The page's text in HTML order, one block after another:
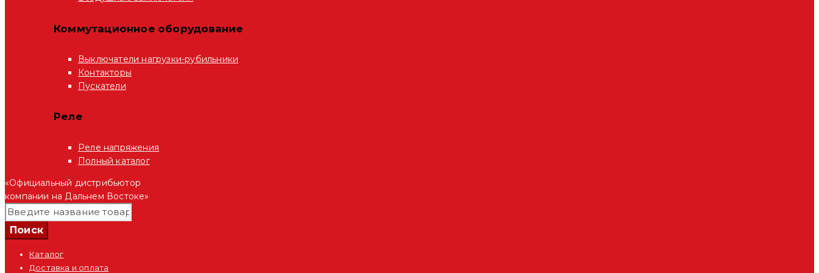
Коммутационное оборудование
Выключатели нагрузки-рубильники
Контакторы
Пускатели
Реле
Реле напряжения
Полный каталог
«Официальный дистрибьютор
компании на Дальнем Востоке»
Каталог
Доставка и оплата